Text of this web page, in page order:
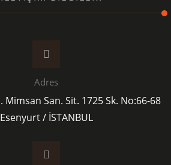
Adres
Mimsan San. Sit. 1725 Sk. No:66-68
Esenyurt / İSTANBUL